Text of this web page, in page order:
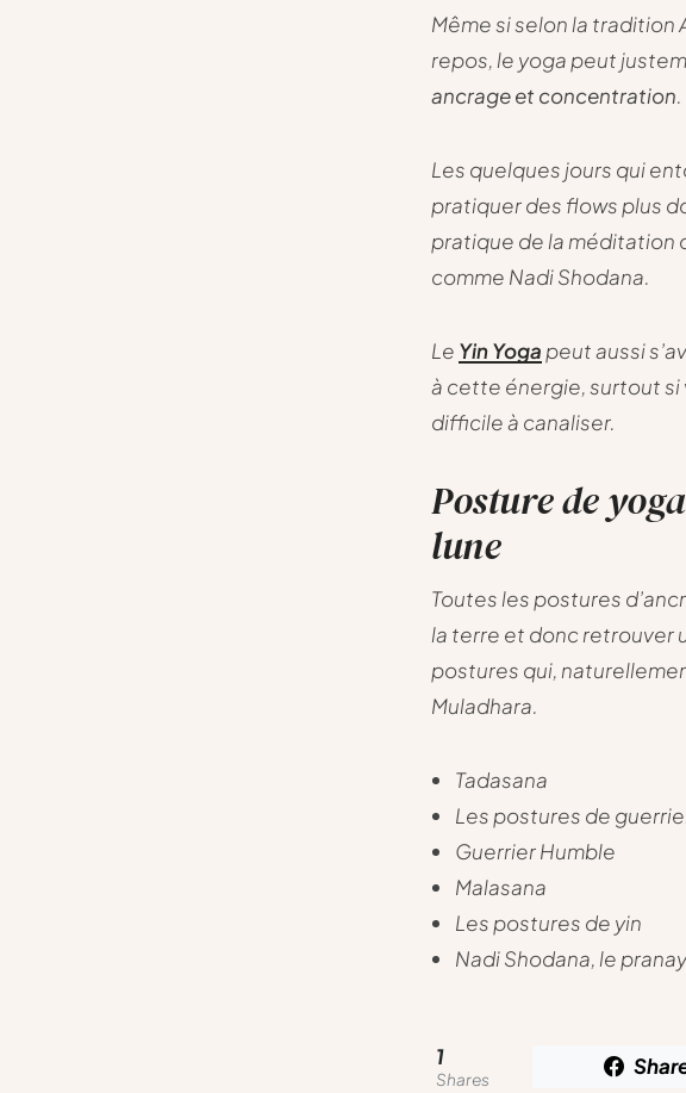
Même si selon la tradition
repos, le yoga peut
ancrage et concentration.
Les quelques jours qui
pratiquer des flows plus
pratique de la méditation
comme Nadi Shodana.
Le Yin Yoga peut aussi
à cette énergie, surtout si
difficile à canaliser.
Posture de
lune
Toutes les postures
la terre et donc retrouver
postures qui,
Muladhara.
Tadasana
Les postures de
Guerrier Humble
Malasana
Les postures de yin
Nadi Shodana, le
1
Shares